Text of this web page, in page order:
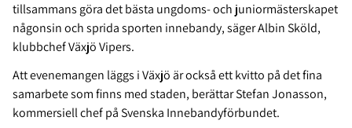
tillsammans göra det bästa ungdoms- och juniormästerskapet
någonsin och sprida sporten innebandy, säger Albin Sköld,
klubbchef Växjö Vipers.
Att evenemangen läggs i Växjö är också ett kvitto på det fina
samarbete som finns med staden, berättar Stefan Jonasson,
kommersiell chef på Svenska Innebandyförbundet.